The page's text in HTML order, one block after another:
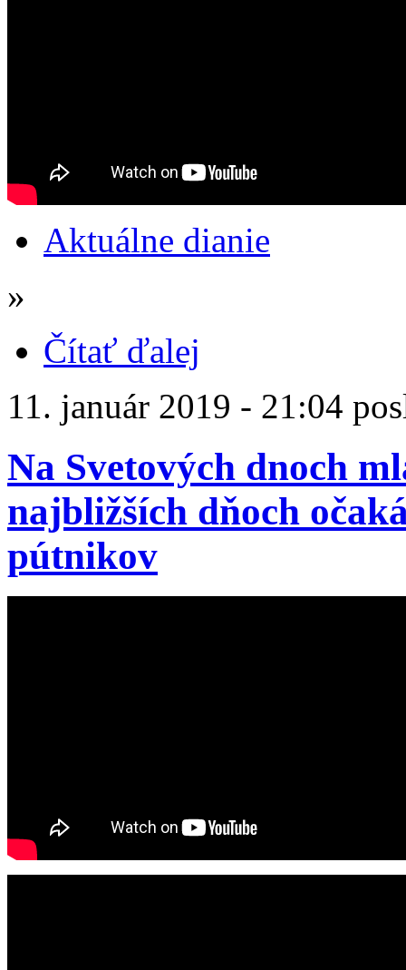
Aktuálne dianie
»
Čítať ďalej
11. január 2019 - 21:04
Na Svetových dnoch
najbližších dňoch
pútnikov